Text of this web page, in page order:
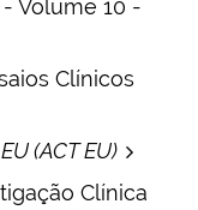
Volume 10 -
Clínicos
(ACT EU)
Clínica